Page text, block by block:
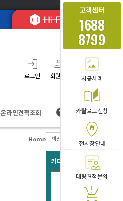
고객센터
1688
8799
시공사례
카탈로그신청
전시장안내
대량견적문의
로그인 회원가입 주문조회
온라인견적조회 V 대량방문견적
Home 책상
카테고리 베스트 아이템